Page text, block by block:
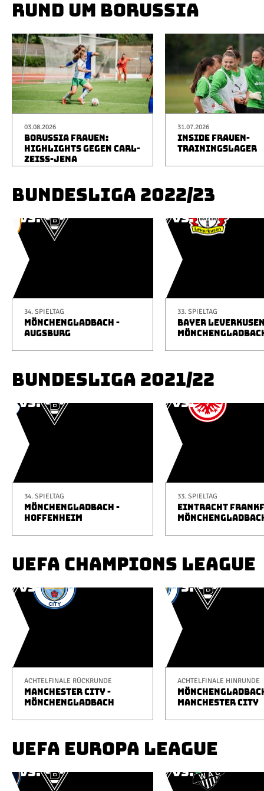
RUND UM BORUSSIA
03.08.2026
BORUSSIA FRAUEN:
HIGHLIGHTS GEGEN CARL-
ZEISS-JENA
31.07.2026
INSIDE FRAUEN-
TRAININGSLAGER
BUNDESLIGA 2022/23
34. SPIELTAG
MÖNCHENGLADBACH -
AUGSBURG
33. SPIELTAG
BAYER
BUNDESLIGA 2021/22
34. SPIELTAG
MÖNCHENGLADBACH -
HOFFENHEIM
33. SPIELTAG
EINTRACHT
UEFA CHAMPIONS LEAGUE
ACHTELFINALE RÜCKRUNDE
MANCHESTER CITY -
MÖNCHENGLADBACH
ACHTELFINALE HINRUNDE
MANCHESTER CITY
UEFA EUROPA LEAGUE